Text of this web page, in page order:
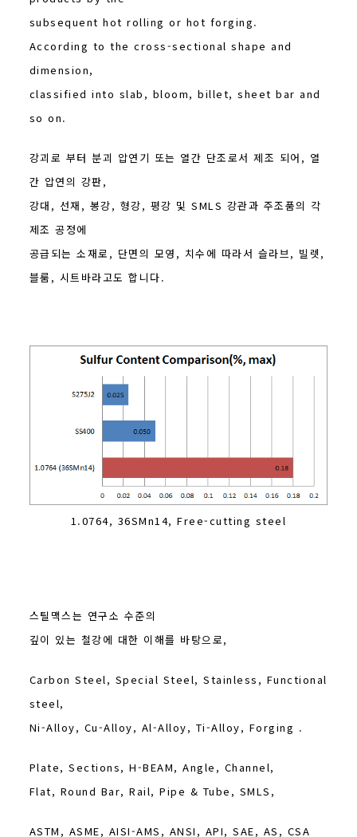
subsequent hot rolling or hot forging.
According to the cross-sectional shape and
dimension,
classified into slab, bloom, billet, sheet bar and
so on.
강괴로 부터 분괴 압연기 또는 열간 단조로서 제조 되어, 열
간 압연의 강판,
강대, 선재, 봉강, 형강, 평강 및 SMLS 강관과 주조품의 각
제조 공정에
공급되는 소재로, 단면의 모영, 치수에 따라서 슬라브, 빌렛,
블룸, 시트바라고도 합니다.
1.0764, 36SMn14, Free-cutting steel
스틸맥스는 연구소 수준의
깊이 있는 철강에 대한 이해를 바탕으로,
Carbon Steel, Special Steel, Stainless, Functional
steel,
Ni-Alloy, Cu-Alloy, Al-Alloy, Ti-Alloy, Forging .
Plate, Sections, H-BEAM, Angle, Channel,
Flat, Round Bar, Rail, Pipe & Tube, SMLS,
ASTM, ASME, AISI-AMS, ANSI, API, SAE, AS, CSA